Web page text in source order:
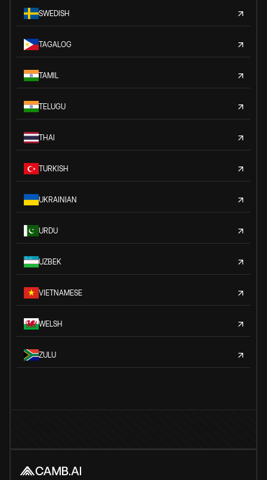
SWEDISH
TAGALOG
TAMIL
TELUGU
THAI
TURKISH
UKRAINIAN
URDU
UZBEK
VIETNAMESE
WELSH
ZULU